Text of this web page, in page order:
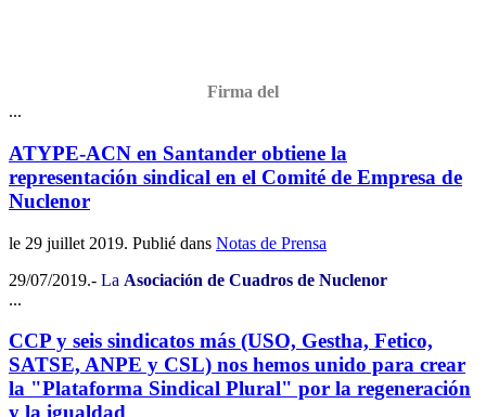
Firma del
...
ATYPE-ACN en Santander obtiene la
representación sindical en el Comité de Empresa de
Nuclenor
le 29 juillet 2019. Publié dans Notas de Prensa
29/07/2019.- La Asociación de Cuadros de Nuclenor
...
CCP y seis sindicatos más (USO, Gestha, Fetico,
SATSE, ANPE y CSL) nos hemos unido para crear
la "Plataforma Sindical Plural" por la regeneración
y la igualdad